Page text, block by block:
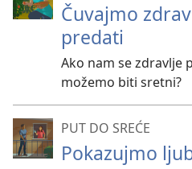
Čuvajmo
predati
Ako nam se zdravlje
možemo biti sretni?
PUT DO SREĆE
Pokazujmo